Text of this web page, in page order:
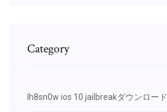
Category
Ih8sn0w ios 10 jailbreakダウンロード